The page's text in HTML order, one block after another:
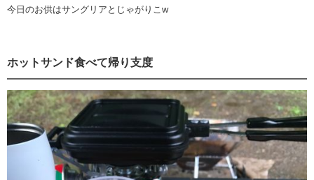
今日のお供はサングリアとじゃがりこw
ホットサンド食べて帰り支度